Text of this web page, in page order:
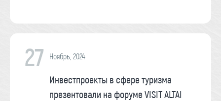
27 Ноябрь, 2024
Инвестпроекты в сфере туризма
презентовали на форуме VISIT ALTAI